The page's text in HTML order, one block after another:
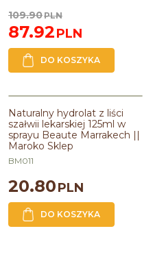
109.90PLN
87.92PLN
DO KOSZYKA
Naturalny hydrolat z liści
szałwii lekarskiej 125ml w
sprayu Beaute Marrakech ||
Maroko Sklep
BM011
20.80PLN
DO KOSZYKA